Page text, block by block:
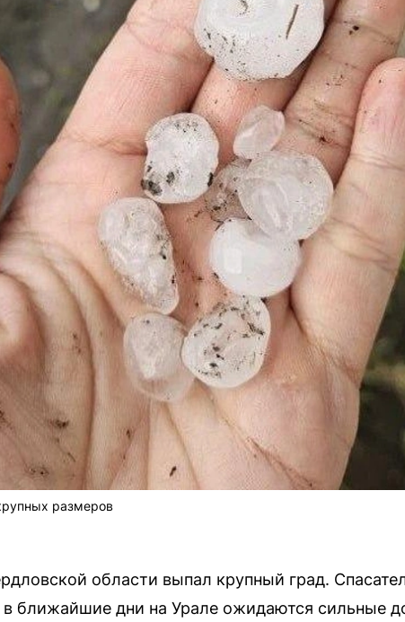
размеров
области выпал крупный град.
ближайшие дни на Урале ожидаются сильные